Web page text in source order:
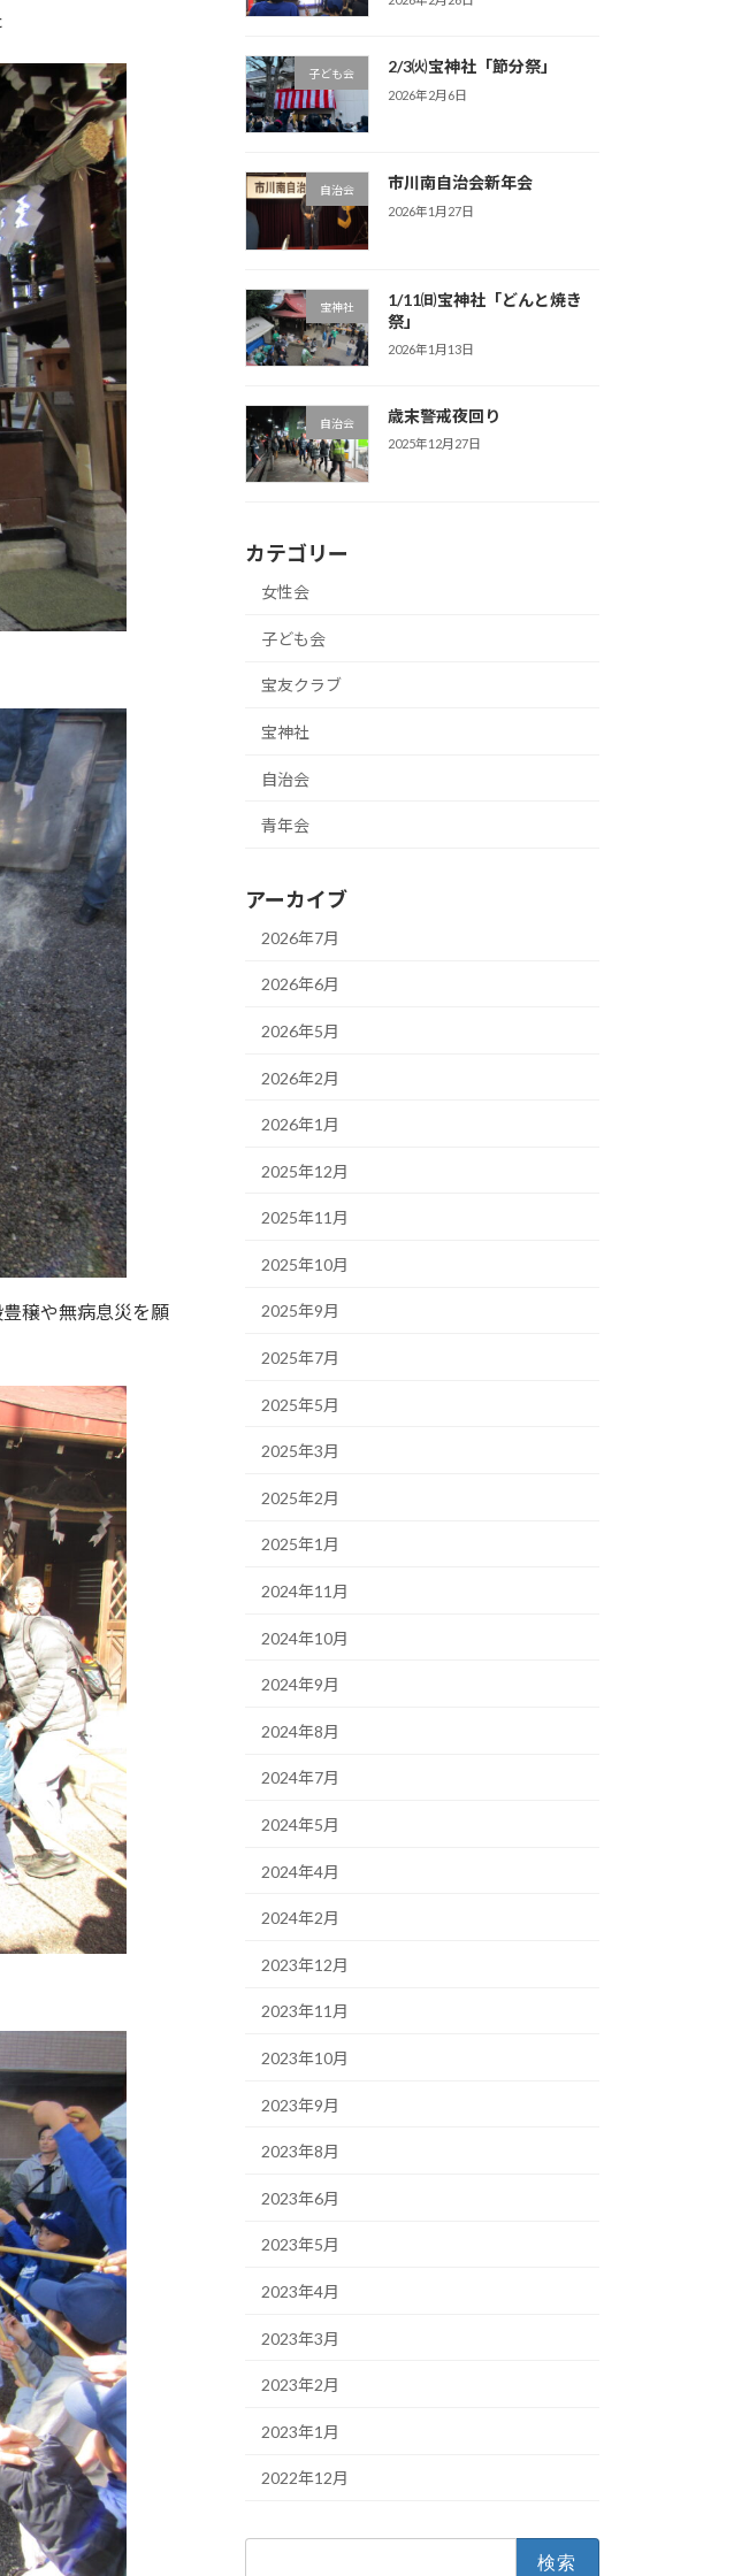
穣や無病息災を願
子ども会 2/3㈫宝神社「節分祭」
2026年2月6日
自治会 市川南自治会新年会
2026年1月27日
宝神社
1/11㈰宝神社「どんと焼き
祭」
2026年1月13日
自治会 歳末警戒夜回り
2025年12月27日
カテゴリー
女性会
子ども会
宝友クラブ
宝神社
自治会
青年会
アーカイブ
2026年7月
2026年6月
2026年5月
2026年2月
2026年1月
2025年12月
2025年11月
2025年10月
2025年9月
2025年7月
2025年5月
2025年3月
2025年2月
2025年1月
2024年11月
2024年10月
2024年9月
2024年8月
2024年7月
2024年5月
2024年4月
2024年2月
2023年12月
2023年11月
2023年10月
2023年9月
2023年8月
2023年6月
2023年5月
2023年4月
2023年3月
2023年2月
2023年1月
2022年12月